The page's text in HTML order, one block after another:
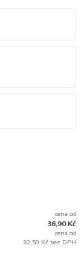
cena od
36,90 Kč
cena od
30,50 Kč bez DPH